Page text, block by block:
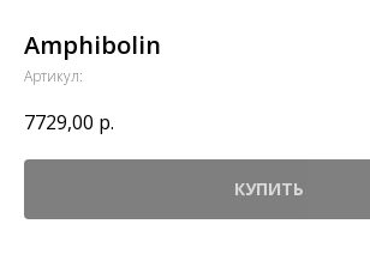
Amphibolin
Артикул:
7729,00 р.
КУПИТЬ